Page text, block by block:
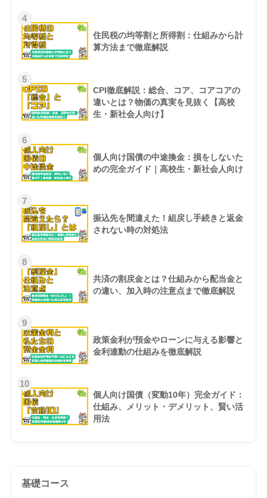
4
住民税の均等割と所得割：仕組みから計
算方法まで徹底解説
5
CPI徹底解説：総合、コア、コアコアの
違いとは？物価の真実を見抜く【高校
生・新社会人向け】
6
個人向け国債の中途換金：損をしないた
めの完全ガイド｜高校生・新社会人向け
7
振込先を間違えた！組戻し手続きと返金
されない時の対処法
8
共済の割戻金とは？仕組みから配当金と
の違い、加入時の注意点まで徹底解説
9
政策金利が預金やローンに与える影響と
金利連動の仕組みを徹底解説
10
個人向け国債（変動10年）完全ガイド：
仕組み、メリット・デメリット、賢い活
用法
基礎コース